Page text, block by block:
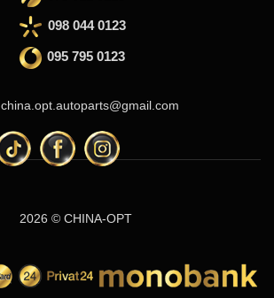
098 044 0123
095 795 0123
china.opt.autoparts@gmail.com
2026 © CHINA-OPT